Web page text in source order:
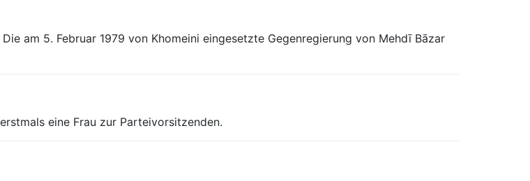
am 5. Februar 1979 von Khomeini eingesetzte Gegenregierung von Mehdī Bāzar
erstmals eine Frau zur Parteivorsitzenden.